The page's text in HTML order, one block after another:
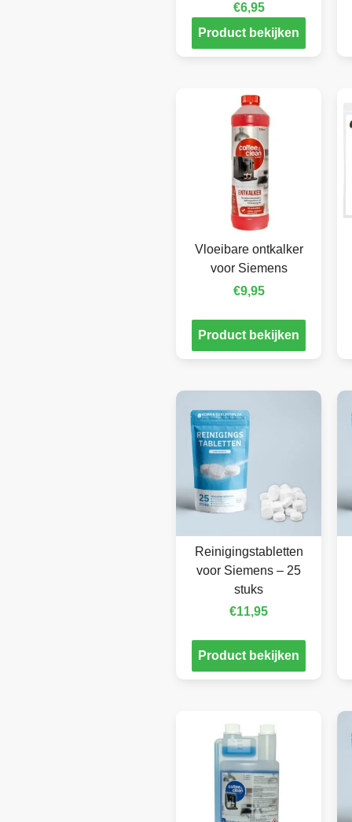
€6,95
Product bekijken
Vloeibare ontkalker
voor Siemens
€9,95
Product bekijken
Reinigingstabletten
voor Siemens – 25
stuks
€11,95
Product bekijken